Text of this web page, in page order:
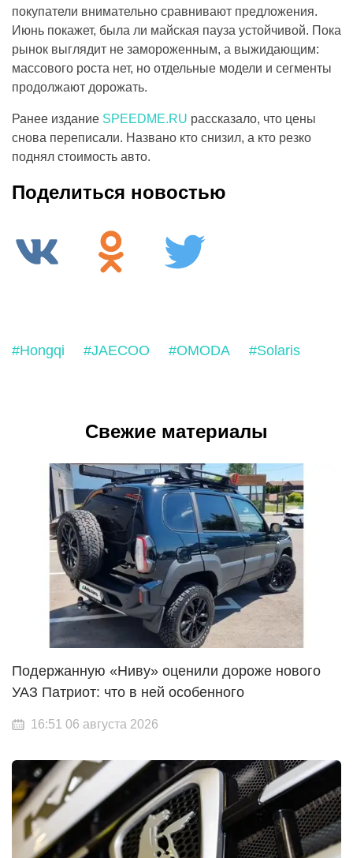
покупатели внимательно сравнивают предложения.
Июнь покажет, была ли майская пауза устойчивой. Пока
рынок выглядит не замороженным, а выжидающим:
массового роста нет, но отдельные модели и сегменты
продолжают дорожать.
Ранее издание SPEEDME.RU рассказало, что цены
снова переписали. Названо кто снизил, а кто резко
поднял стоимость авто.
Поделиться новостью
#Hongqi #JAECOO #OMODA #Solaris
Свежие материалы
Подержанную «Ниву» оценили дороже нового
УАЗ Патриот: что в ней особенного
16:51 06 августа 2026